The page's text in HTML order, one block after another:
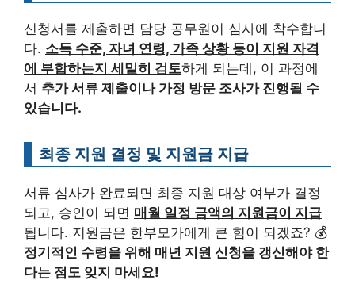
신청서를 제출하면 담당 공무원이 심사에 착수합니
다. 소득 수준, 자녀 연령, 가족 상황 등이 지원 자격
에 부합하는지 세밀히 검토하게 되는데, 이 과정에
서 추가 서류 제출이나 가정 방문 조사가 진행될 수
있습니다.
최종 지원 결정 및 지원금 지급
서류 심사가 완료되면 최종 지원 대상 여부가 결정
되고, 승인이 되면 매월 일정 금액의 지원금이 지급
됩니다. 지원금은 한부모가에게 큰 힘이 되겠죠? 💰
정기적인 수령을 위해 매년 지원 신청을 갱신해야 한
다는 점도 잊지 마세요!